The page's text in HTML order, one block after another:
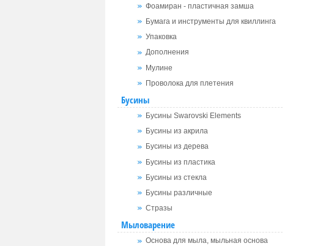
Фоамиран - пластичная замша
Бумага и инструменты для квиллинга
Упаковка
Дополнения
Мулине
Проволока для плетения
Бусины
Бусины Swarovski Elements
Бусины из акрила
Бусины из дерева
Бусины из пластика
Бусины из стекла
Бусины различные
Стразы
Мыловарение
Основа для мыла, мыльная основа